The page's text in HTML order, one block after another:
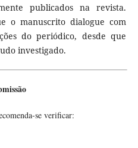
publicados na revista.
o manuscrito dialogue com
do periódico, desde que
investigado.
se verificar: